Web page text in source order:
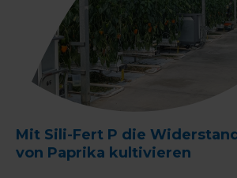
Mit Sili-Fert P die
von Paprika kultivieren